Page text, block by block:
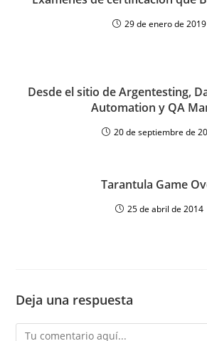
29 de enero de 2019
Desde el sitio de Argentesting,
Automation y QA
20 de septiembre de
Tarantula Game
25 de abril de 2014
Deja una respuesta